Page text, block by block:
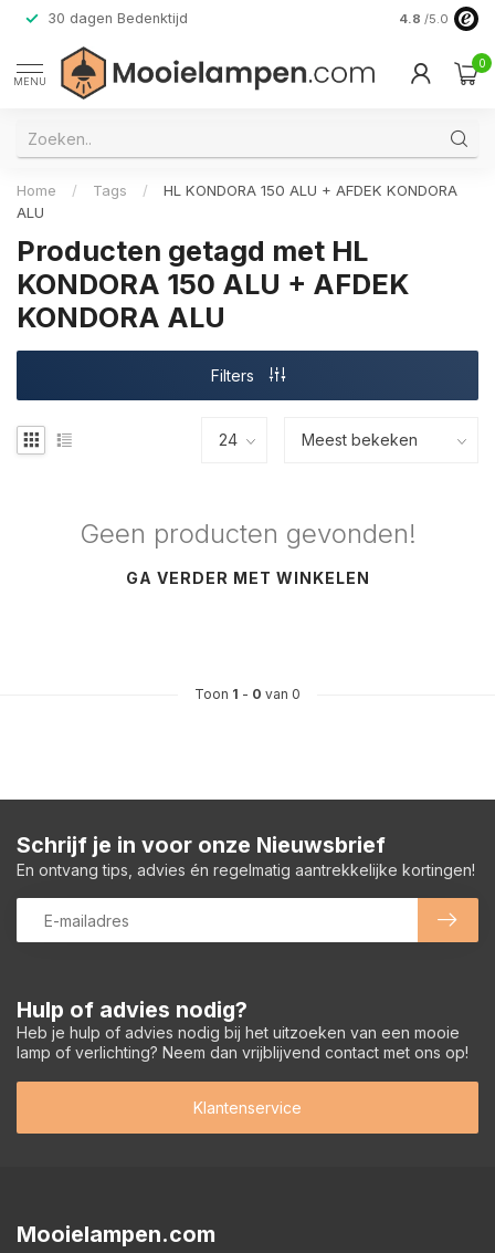
30 dagen Bedenktijd Verzending
4.8 /5.0
MENU
0
Home / Tags /
HL KONDORA 150 ALU + AFDEK KONDORA
ALU
Producten getagd met HL
KONDORA 150 ALU + AFDEK
KONDORA ALU
Filters
Geen producten gevonden!
GA VERDER MET WINKELEN
Toon 1 - 0 van 0
Hulp of advies nodig?
Heb je hulp of advies nodig bij het uitzoeken van een mooie
lamp of verlichting? Neem dan vrijblijvend contact met ons op!
Klantenservice
Schrijf je in voor onze Nieuwsbrief
En ontvang tips, advies én regelmatig aantrekkelijke kortingen!
Mooielampen.com